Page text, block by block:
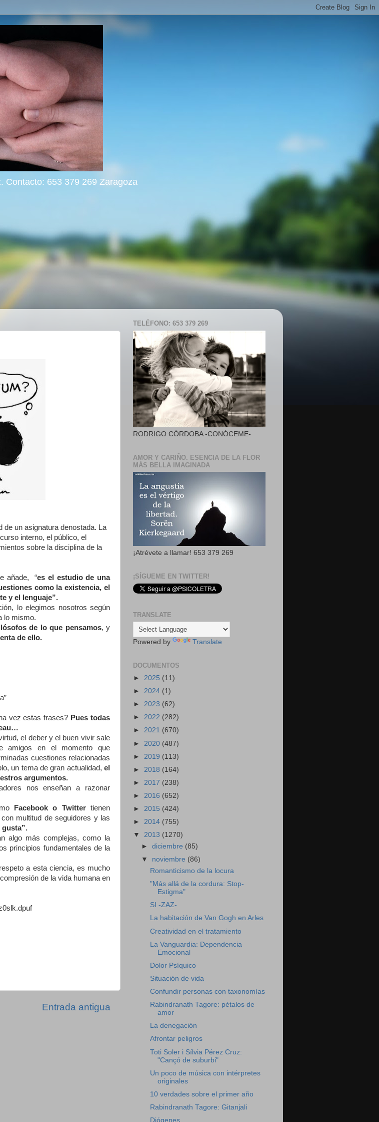
Contacto: 653 379 269 Zaragoza
de un asignatura denostada. La
interno, el público, el
sobre la disciplina de la
añade, “es el estudio de una
como la existencia, el
y el lenguaje”.
lo elegimos nosotros según
lo mismo.
de lo que pensamos, y
de ello.
vez estas frases? Pues todas
el deber y el buen vivir sale
amigos en el momento que
cuestiones relacionadas
un tema de gran actualidad, el
argumentos.
nos enseñan a razonar
Facebook o Twittertienen
multitud de seguidores y las
gusta”.
algo más complejas, como la
principios fundamentales de la
a esta ciencia, es mucho
de la vida humana en
Entrada antigua
TELÉFONO: 653 379 269
RODRIGO CÓRDOBA -CONÓCEME-
AMOR Y CARIÑO. ESENCIA DE LA FLOR
MÁS BELLA IMAGINADA
¡Atrévete a llamar! 653 379 269
¡SÍGUEME EN TWITTER!
TRANSLATE
Powered by Translate
DOCUMENTOS
► 2025 (11)
► 2024 (1)
► 2023 (62)
► 2022 (282)
► 2021 (670)
► 2020 (487)
► 2019 (113)
► 2018 (164)
► 2017 (238)
► 2016 (652)
► 2015 (424)
► 2014 (755)
▼ 2013 (1270)
►diciembre (85)
▼ noviembre (86)
Romanticismo de la locura
"Más allá de la cordura: Stop-
Estigma"
SI -ZAZ-
La habitación de Van Gogh en Arles
Creatividad en el tratamiento
La Vanguardia: Dependencia
Emocional
Dolor Psíquico
Situación de vida
Confundir personas con taxonomías
Rabindranath Tagore: pétalos de
amor
La denegación
Afrontar peligros
Toti Soler i Sílvia Pérez Cruz:
"Cançó de suburbi"
Un poco de música con intérpretes
originales
10 verdades sobre el primer año
Rabindranath Tagore: Gitanjali
Diógenes